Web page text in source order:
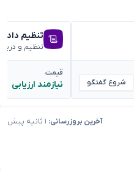
آخرین بروزرسانی:
شروع گفتگو
تنظیم
تنظیم و
قیمت
نیازمند ارزیابی